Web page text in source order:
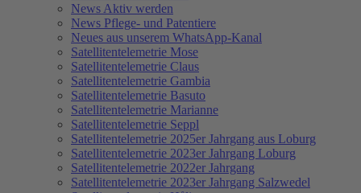
News Aktiv werden
News Pflege- und Patentiere
Neues aus unserem WhatsApp-Kanal
Satellitentelemetrie Mose
Satellitentelemetrie Claus
Satellitentelemetrie Gambia
Satellitentelemetrie Basuto
Satellitentelemetrie Marianne
Satellitentelemetrie Seppl
Satellitentelemetrie 2025er Jahrgang aus Loburg
Satellitentelemetrie 2023er Jahrgang Loburg
Satellitentelemetrie 2022er Jahrgang
Satellitentelemetrie 2023er Jahrgang Salzwedel